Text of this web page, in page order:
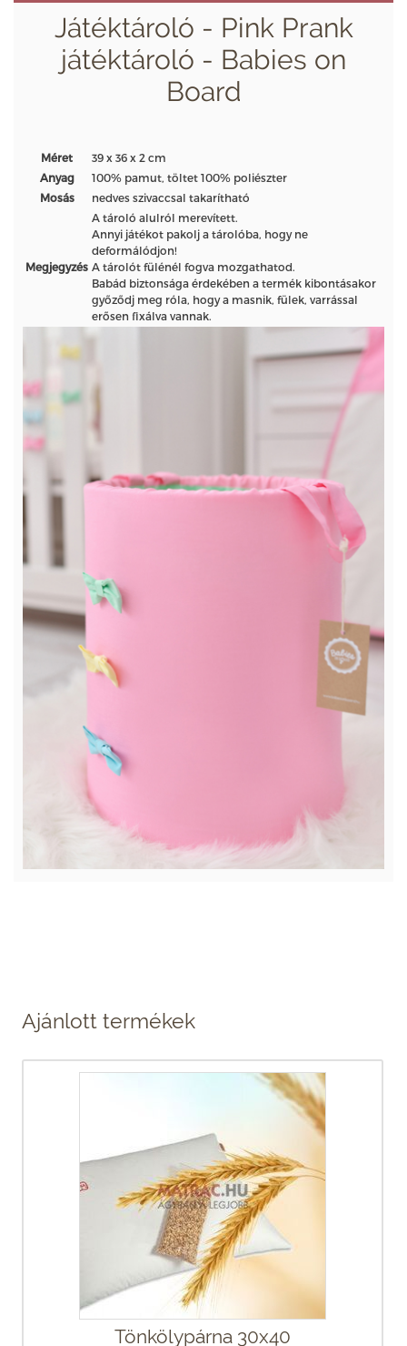
Játéktároló - Pink Prank
játéktároló - Babies on
Board
Méret
39 x 36 x 2 cm
Anyag
100% pamut, töltet 100% poliészter
Mosás
nedves szivaccsal takarítható
Megjegyzés
A tároló alulról merevített.
Annyi játékot pakolj a tárolóba, hogy ne
deformálódjon!
A tárolót fülénél fogva mozgathatod.
Babád biztonsága érdekében a termék kibontásakor
győződj meg róla, hogy a masnik, fülek, varrással
erősen fixálva vannak.
Ajánlott termékek
Tönkölypárna 30x40